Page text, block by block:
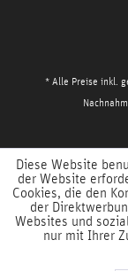
* Alle Preise inkl.
Diese Website
der Website
Cookies, die den
der
Websites und
nur mit Ihrer